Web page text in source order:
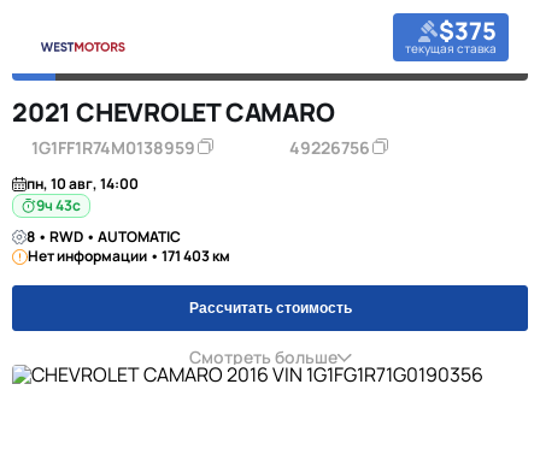
$375
текущая ставка
2021 CHEVROLET CAMARO
1G1FF1R74M0138959 49226756
пн, 10 авг, 14:00
9ч 42с
8 • RWD • AUTOMATIC
Нет информации • 171 403 км
Рассчитать стоимость
Смотреть больше